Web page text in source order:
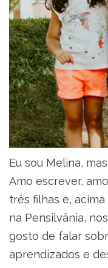
Eu sou Melina,
Amo escrever,
três filhas e,
na Pensilvânia,
gosto de falar
aprendizados e